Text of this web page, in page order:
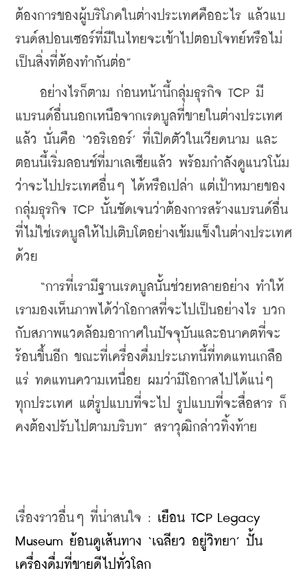
ต้องการของผู้บริโภคในต่างประเทศคืออะไร แล้วแบ
รนด์สปอนเซอร์ที่มีในไทยจะเข้าไปตอบโจทย์หรือไม่
เป็นสิ่งที่ต้องทำกันต่อ”
อย่างไรก็ตาม ก่อนหน้านี้กลุ่มธุรกิจ TCP มี
แบรนด์อื่นนอกเหนือจากเรดบูลที่ขายในต่างประเทศ
แล้ว นั่นคือ ‘วอริเออร์’ ที่เปิดตัวในเวียดนาม และ
ตอนนี้เริ่มลอนช์ที่มาเลเซียแล้ว พร้อมกำลังดูแนวโน้ม
ว่าจะไปประเทศอื่นๆ ได้หรือเปล่า แต่เป้าหมายของ
กลุ่มธุรกิจ TCP นั้นชัดเจนว่าต้องการสร้างแบรนด์อื่น
ที่ไม่ใช่เรดบูลให้ไปเติบโตอย่างเข้มแข็งในต่างประเทศ
ด้วย
“การที่เรามีฐานเรดบูลนั้นช่วยหลายอย่าง ทำให้
เรามองเห็นภาพได้ว่าโอกาสที่จะไปเป็นอย่างไร บวก
กับสภาพแวดล้อมอากาศในปัจจุบันและอนาคตที่จะ
ร้อนขึ้นอีก ขณะที่เครื่องดื่มประเภทนี้ที่ทดแทนเกลือ
แร่ ทดแทนความเหนื่อย ผมว่ามีโอกาสไปได้แน่ๆ
ทุกประเทศ แต่รูปแบบที่จะไป รูปแบบที่จะสื่อสาร ก็
คงต้องปรับไปตามบริบท” สราวุฒิกล่าวทิ้งท้าย
เรื่องราวอื่นๆ ที่น่าสนใจ : เยือน TCP Legacy
Museum ย้อนดูเส้นทาง ‘เฉลียว อยู่วิทยา’ ปั้น
เครื่องดื่มที่ขายดีไปทั่วโลก